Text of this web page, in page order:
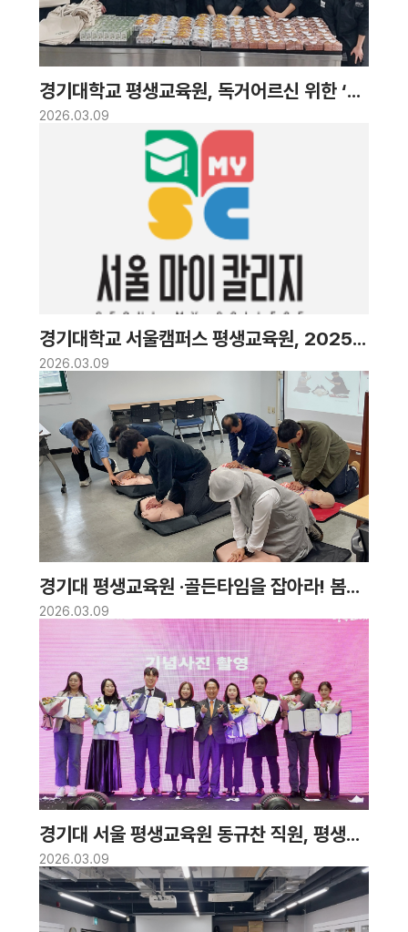
경기대학교 평생교육원, 독거어르신 위한 ‘건
강한 빵 나눔 행사’ 진행
2026.03.09
경기대학교 서울캠퍼스 평생교육원, 2025년
서울특별시평생교육진흥원 서울 마이칼리지
공모사업· 특성화형 분야 선정
2026.03.09
경기대 평생교육원 ·골든타임을 잡아라! 봄철,
환절기 건강과 심폐소생술(CPR) 특강
2026.03.09
경기대 서울 평생교육원 동규찬 직원, 평생교
육 활성화 인정받아 서대문구청장상 수상
2026.03.09